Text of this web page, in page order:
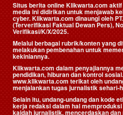
Situs berita online Klikwarta.com
media ini didirikan untuk menjawab
cyber. Klikwarta.com dinaungi oleh
(Terverifikasi Faktual Dewan Pers),
Verifikasi/K/X/2025.
Melalui berbagai rubrik/konten yang
melakukan pembenahan untuk
kekiniannya.
Klikwarta.com dalam penyajiannya
pendidikan, hiburan dan kontrol
www.klikwarta.com terikat oleh
menjalankan tugas jurnalistik sehari-
Selain itu, undang-undang dan kode
kerja redaksi dalam hal
kaidah jurnalistik, mencerdaskan